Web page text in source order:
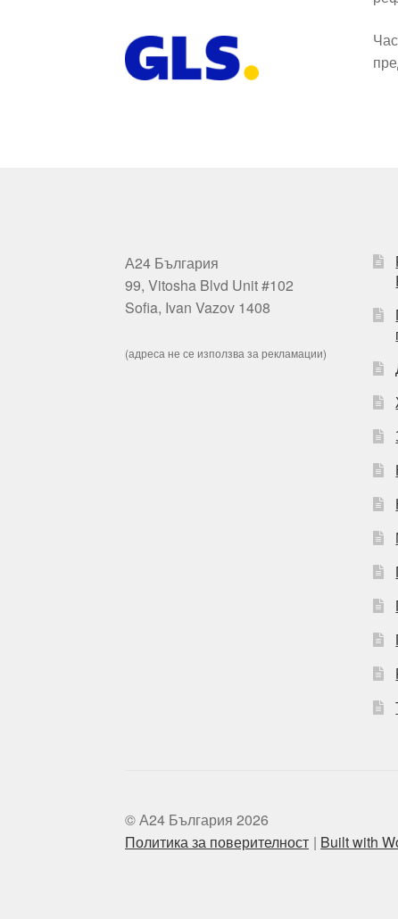
А24 България
99, Vitosha Blvd Unit #102
Sofia, Ivan Vazov 1408
(адреса не се използва за рекламации)
© А24 България 2026
Политика за поверителност
Built with